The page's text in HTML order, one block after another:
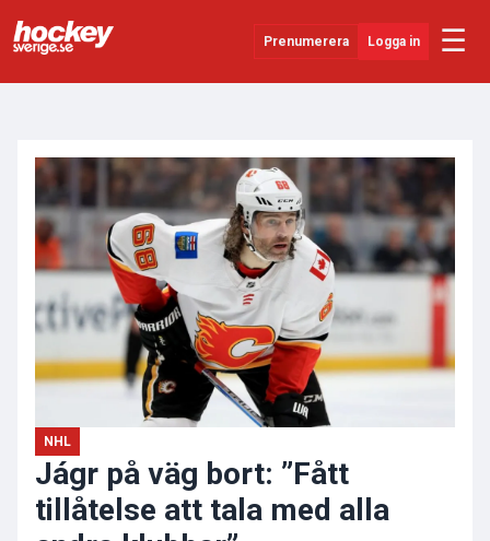
Prenumerera Logga in ☰
SHL
Evenemang
Övrigt
NHL
Jágr på väg bort: ”Fått
tillåtelse att tala med alla